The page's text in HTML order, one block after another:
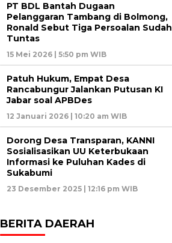
PT BDL Bantah Dugaan
Pelanggaran Tambang di Bolmong,
Ronald Sebut Tiga Persoalan Sudah
Tuntas
15 Mei 2026 | 5:50 pm WIB
Patuh Hukum, Empat Desa
Rancabungur Jalankan Putusan KI
Jabar soal APBDes
12 Januari 2026 | 10:20 am WIB
Dorong Desa Transparan, KANNI
Sosialisasikan UU Keterbukaan
Informasi ke Puluhan Kades di
Sukabumi
23 Desember 2025 | 12:16 pm WIB
BERITA DAERAH